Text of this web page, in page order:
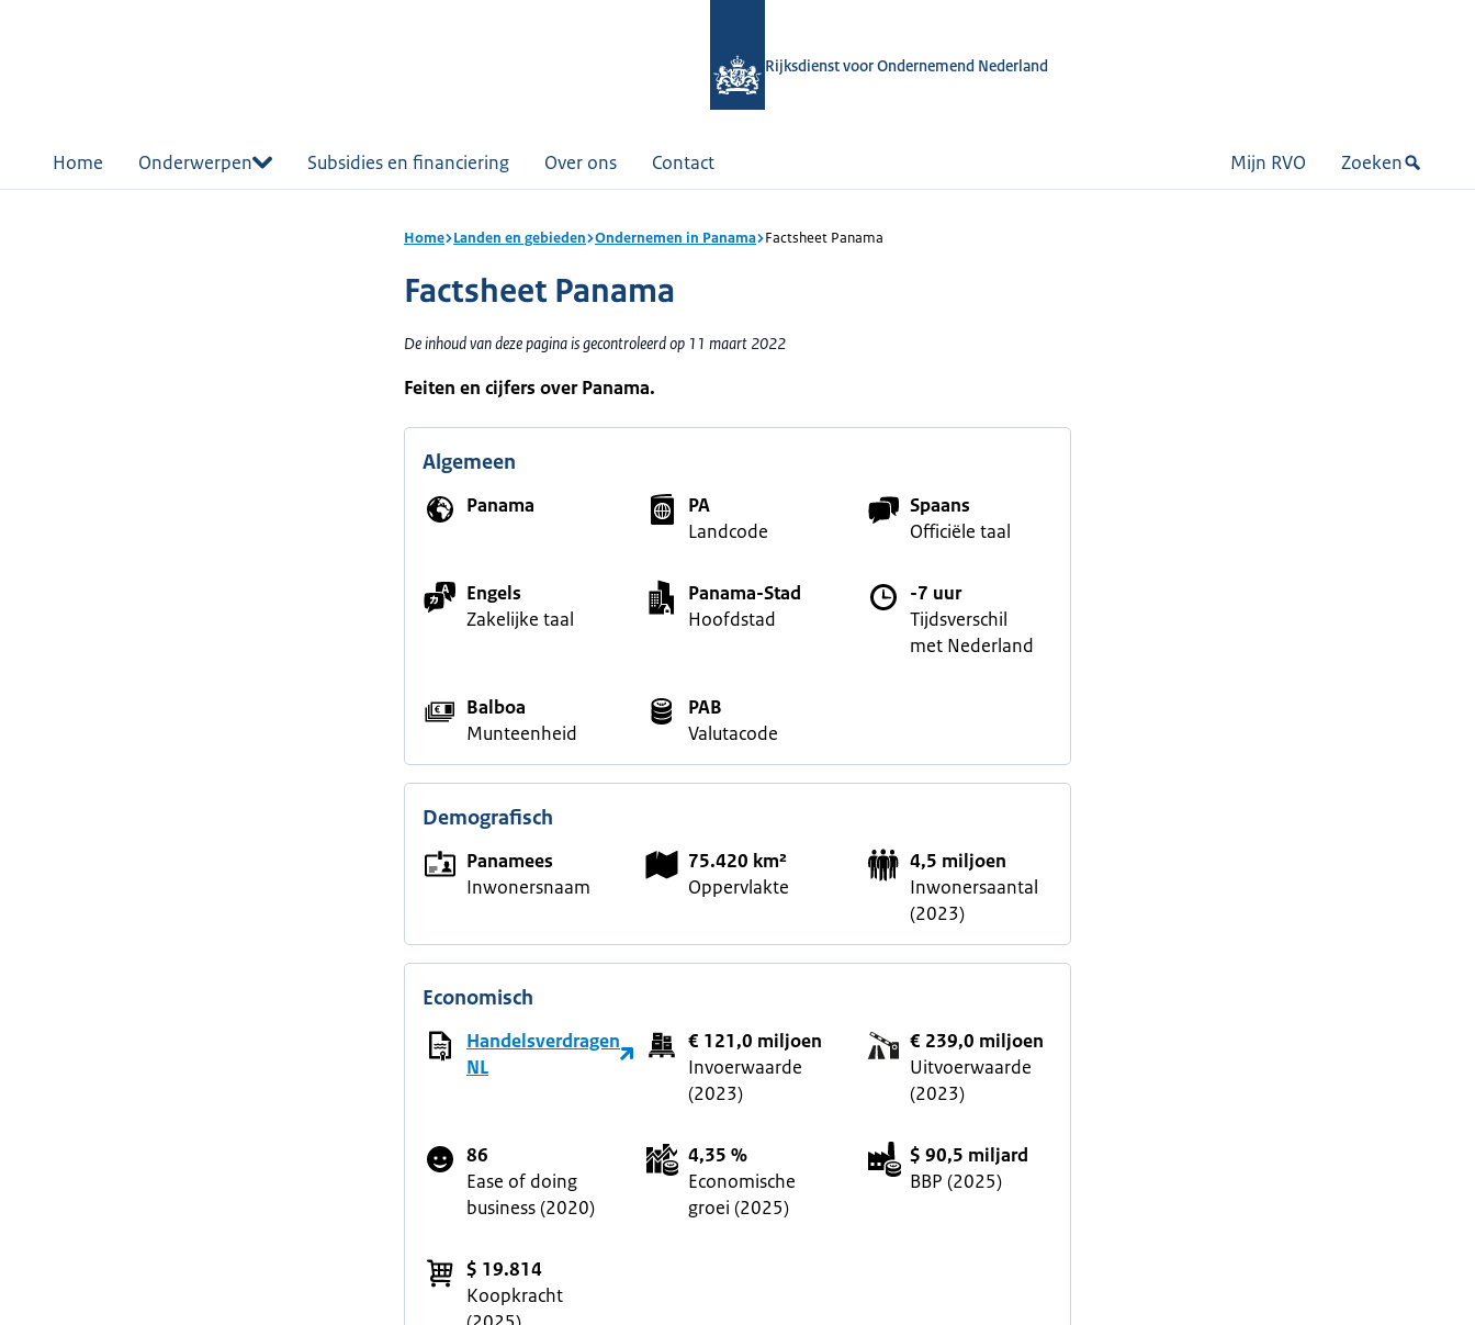
Rijksdienst voor Ondernemend Nederland
Home Onderwerpen Subsidies en financiering Over ons Contact Mijn RVO Zoeken
Home Landen en gebieden Ondernemen in Panama Factsheet Panama
Factsheet Panama
De inhoud van deze pagina is gecontroleerd op 11 maart 2022
Feiten en cijfers over Panama.
Algemeen
Panama
PA
Landcode
Spaans
Officiële taal
Engels
Zakelijke taal
Panama-Stad
Hoofdstad
-7 uur
Tijdsverschil
met Nederland
Balboa
Munteenheid
PAB
Valutacode
Demografisch
Panamees
Inwonersnaam
75.420 km²
Oppervlakte
4,5 miljoen
Inwonersaantal
(2023)
Economisch
Handelsverdragen
NL
€ 121,0 miljoen
Invoerwaarde
(2023)
€ 239,0 miljoen
Uitvoerwaarde
(2023)
86
Ease of doing
business (2020)
4,35 %
Economische
groei (2025)
$ 90,5 miljard
BBP (2025)
$ 19.814
Koopkracht